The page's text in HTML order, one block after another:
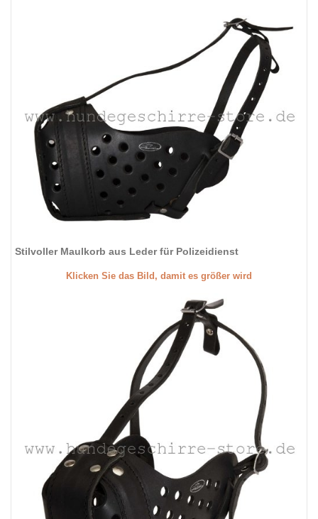
Stilvoller Maulkorb aus Leder für Polizeidienst
Klicken Sie das Bild, damit es größer wird